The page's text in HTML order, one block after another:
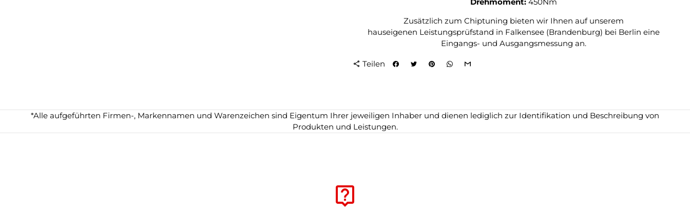
Zusätzlich zum Chiptuning bieten wir Ihnen auf unserem
hauseigenen Leistungsprüfstand in Falkensee (Brandenburg) bei Berlin eine
Eingangs- und Ausgangsmessung an.
share Teilen
*Alle aufgeführten Firmen-, Markennamen und Warenzeichen sind Eigentum Ihrer jeweiligen Inhaber und dienen lediglich zur Identifikation und Beschreibung von
Produkten und Leistungen.
live_help